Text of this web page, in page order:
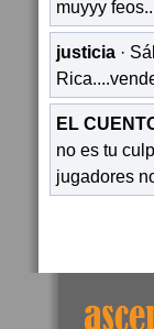
muyyy feos..
justicia ·
EL
no es tu
jugadores